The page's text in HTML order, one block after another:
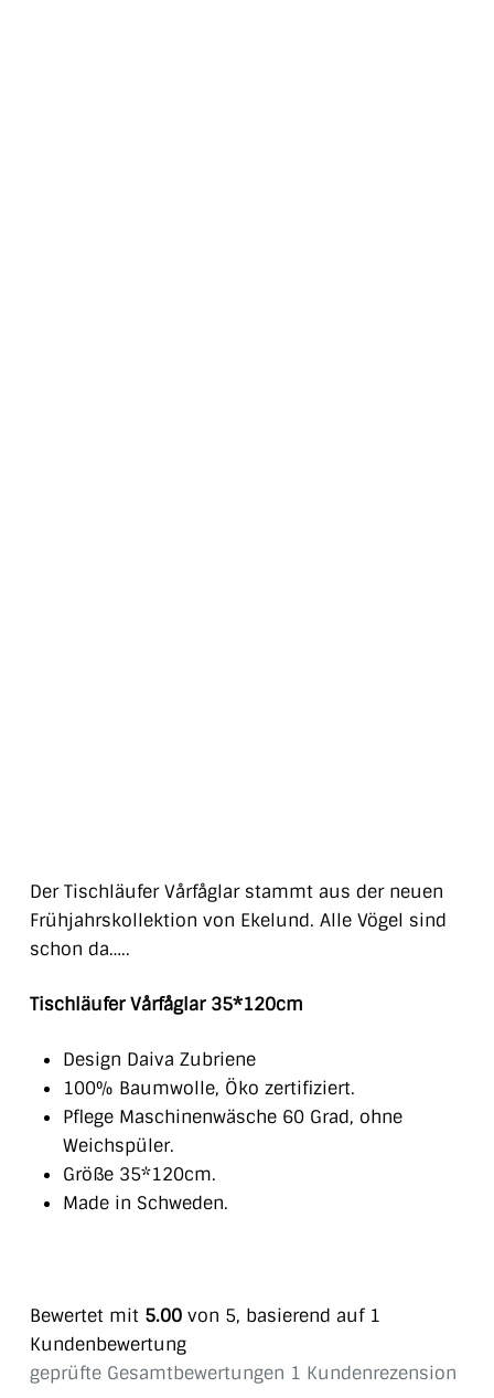
Der Tischläufer Vårfåglar stammt aus der neuen
Frühjahrskollektion von Ekelund. Alle Vögel sind
schon da…..
Tischläufer Vårfåglar 35*120cm
Design Daiva Zubriene
100% Baumwolle, Öko zertifiziert.
Pflege Maschinenwäsche 60 Grad, ohne
Weichspüler.
Größe 35*120cm.
Made in Schweden.
Bewertet mit 5.00von 5, basierend auf 1
Kundenbewertung
geprüfte Gesamtbewertungen 1 Kundenrezension